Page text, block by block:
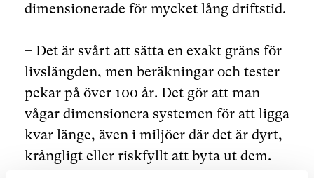
dimensionerade för mycket lång driftstid.
– Det är svårt att sätta en exakt gräns för
livslängden, men beräkningar och tester
pekar på över 100 år. Det gör att man
vågar dimensionera systemen för att ligga
kvar länge, även i miljöer där det är dyrt,
krångligt eller riskfyllt att byta ut dem.